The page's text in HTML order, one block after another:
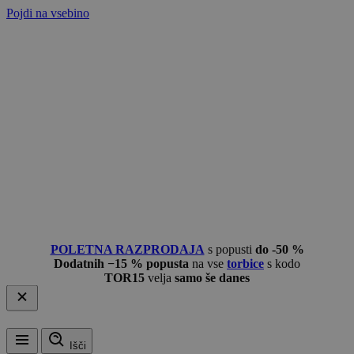
Pojdi na vsebino
POLETNA RAZPRODAJA s popusti do -50 %
Dodatnih −15 % popusta na vse torbice s kodo
TOR15 velja samo še danes
Išči